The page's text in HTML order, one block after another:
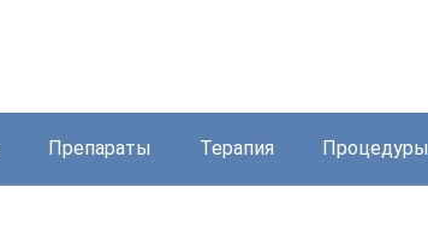
Препараты Терапия Процедуры